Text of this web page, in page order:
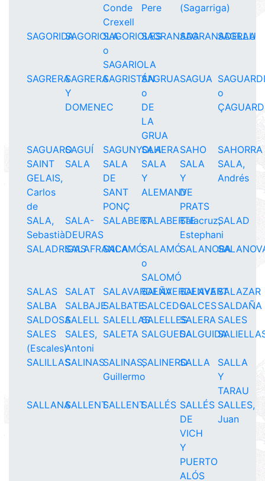
Conde
Crexell
Pere
(Sagarriga)
SAGORIDASAGORIOLASAGORIOLES
o
SAGARIOLA
SAGRANADASAGRANADELLA
SAGRAU
SAGRERASAGRERA
Y
DOMENEC
SAGRISTÁNSAGRUA
o
DE
LA
GRUA
SAGUA
o
SAGUAROSAGUÍ SAGUNYOLA
SAHERASAHO
SAHORRA
SAINT
GELAIS,
Carlos
de
SALA
SALA
DE
SANT
PONÇ
SALA
Y
ALEMANY
SALA
Y
DE
PRATS
SALA,
Andrés
SALA,
Sebastià
SALA-
DEURAS
SALABERTSALABERTESalacruz,
Estephani
SALAD
SALADRIGASSALAFRANCA
SALAMÓSALAMÓ
o
SALOMÓ
SALANOBA
SALAS SALAT SALAVARDEÑASALAVERDENYA
SALAVERTSALAZAR
SALBA
SALBAJESALBATESALCEDOSALCESSALDAÑA
SALDOSASALELL SALELLASSALELLESSALERA SALES
SALES
(Escales)
SALES,
Antoni
SALETA SALGUEDASALGUIDA
SALILLASSALINASSALINAS,
Guillermo
SALINEROSALLA
SALLA
Y
TARAU
SALLANASALLENTSALLENTSALLÉS SALLÉS
DE
VICH
Y
PUERTO
ALÓS
SALLES,
Juan